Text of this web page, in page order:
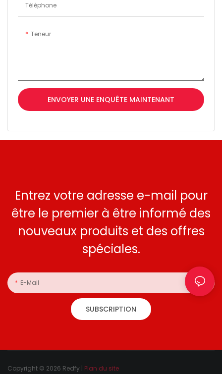
Téléphone
Teneur
ENVOYER UNE ENQUÊTE MAINTENANT
Entrez votre adresse e-mail pour
être le premier à être informé des
nouveaux produits et des offres
spéciales.
E-Mail
SUBSCRIPTION
Copyright © 2026 Redfy | Plan du site